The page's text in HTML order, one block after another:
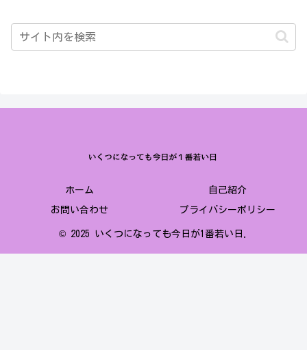
ホーム 自己紹介
お問い合わせ プライバシーポリシー
© 2025 いくつになっても今日が1番若い日.